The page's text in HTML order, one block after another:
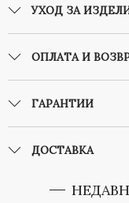
УХОД ЗА
ОПЛАТА И
ГАРАНТИИ
ДОСТАВКА